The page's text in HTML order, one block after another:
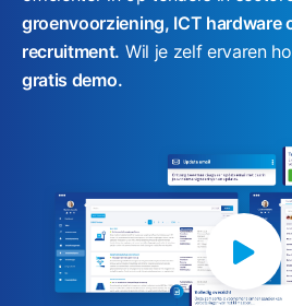
e
n
groenvoorziening, ICT hardware
recruitment. Wil je zelf ervaren
gratis demo.